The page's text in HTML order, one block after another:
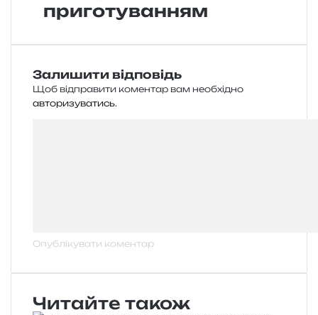
приготуванням
Залишити відповідь
Щоб відправити коментар вам необхідно
авторизуватись.
Читайте також